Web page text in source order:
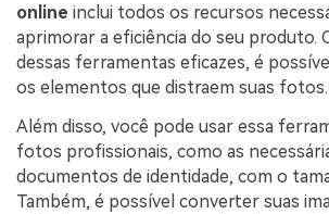
online inclui todos os recursos
aprimorar a eficiência do seu produto.
dessas ferramentas eficazes, é
os elementos que distraem suas fotos.
Além disso, você pode usar essa
fotos profissionais, como as
documentos de identidade, com o
Também, é possível converter suas